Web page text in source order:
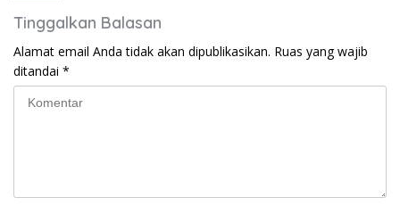
Tinggalkan Balasan
Alamat email Anda tidak akan dipublikasikan. Ruas yang wajib
ditandai *